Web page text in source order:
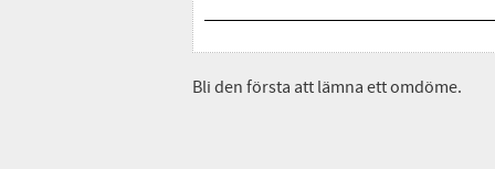
Bli den första att lämna ett omdöme.